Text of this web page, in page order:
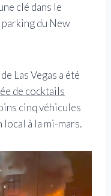
clé dans le
du New
Las Vegas a été
de cocktails
cinq véhicules
à la mi-mars.